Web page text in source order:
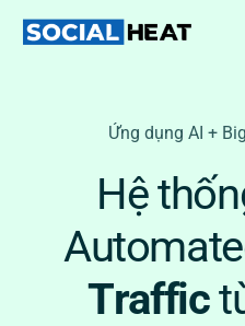
Ứng dụng AI +
Hệthốn
Automate
Traffict